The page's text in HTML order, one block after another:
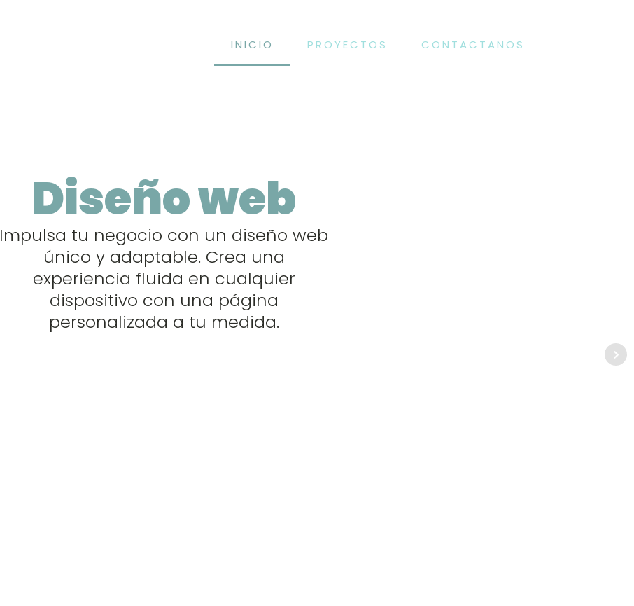
INICIO PROYECTOS CONTACTANOS
Diseño web
Impulsa tu negocio con un diseño web
único y adaptable. Crea una
experiencia fluida en cualquier
dispositivo con una página
personalizada a tu medida.